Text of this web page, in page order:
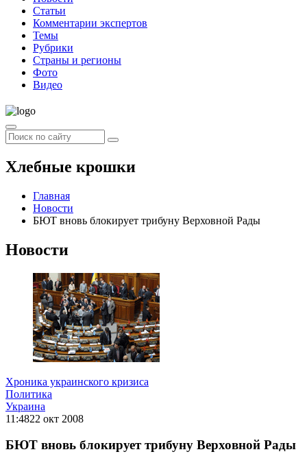
Статьи
Комментарии экспертов
Темы
Рубрики
Страны и регионы
Фото
Видео
Хлебные крошки
Главная
Новости
БЮТ вновь блокирует трибуну Верховной Рады
Новости
Хроника украинского кризиса
Политика
Украина
11:4822 окт 2008
БЮТ вновь блокирует трибуну Верховной Рады